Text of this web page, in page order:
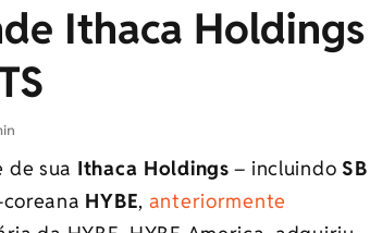
Ithaca Holdings
sua Ithaca Holdings – incluindo SB
HYBE, anteriormente